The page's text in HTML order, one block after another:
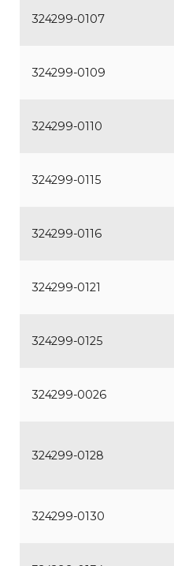
324299-0107
324299-0109
324299-0110
324299-0115
324299-0116
324299-0121
324299-0125
324299-0026
324299-0128
324299-0130